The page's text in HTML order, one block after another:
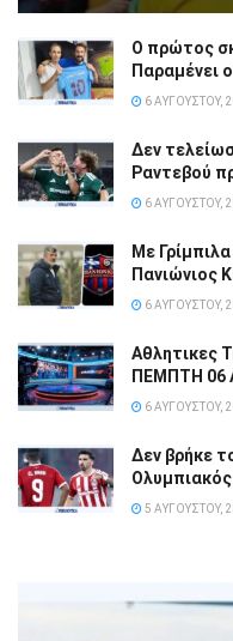
Ο πρώτος
Παραμένει
6 ΑΥΓΟΎΣΤΟΥ,
Δεν
Ραντεβού
6 ΑΥΓΟΎΣΤΟΥ,
Με
Πανιώνιος
6 ΑΥΓΟΎΣΤΟΥ,
Αθλητικες
ΠΕΜΠΤΗ 06
6 ΑΥΓΟΎΣΤΟΥ,
Δεν βρήκε
5 ΑΥΓΟΎΣΤΟΥ,